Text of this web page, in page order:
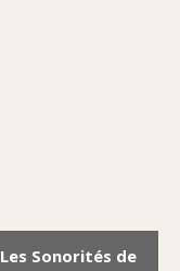
Les Sonorités de